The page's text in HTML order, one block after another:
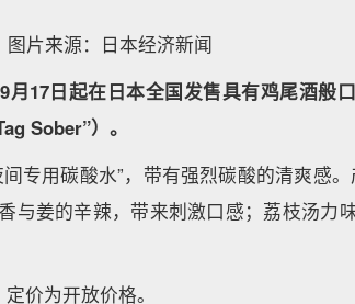
图片来源：日本经济新闻
月17日起在日本全国发售具有鸡尾酒般
Sober”）。
专用碳酸水”，带有强烈碳酸的清爽感。
与姜的辛辣，带来刺激口感；荔枝汤力
价为开放价格。